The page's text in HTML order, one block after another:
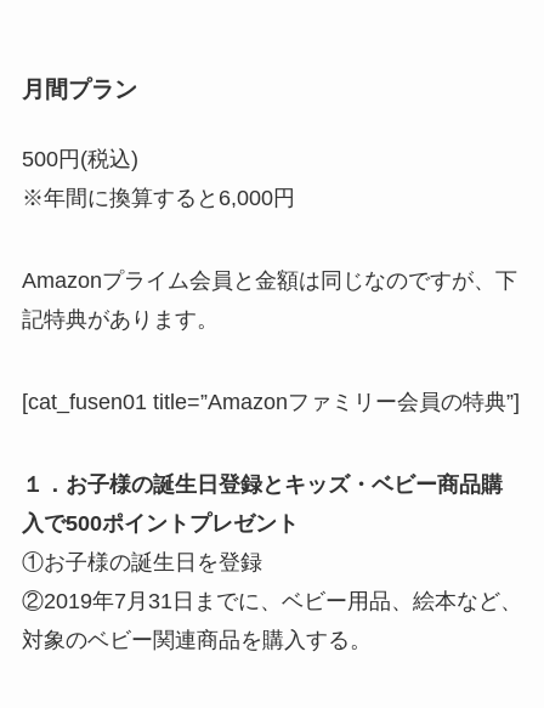
月間プラン
500円(税込)
※年間に換算すると6,000円
Amazonプライム会員と金額は同じなのですが、下
記特典があります。
[cat_fusen01 title=”Amazonファミリー会員の特典”]
１．お子様の誕生日登録とキッズ・ベビー商品購
入で500ポイントプレゼント
①お子様の誕生日を登録
②2019年7月31日までに、ベビー用品、絵本など、
対象のベビー関連商品を購入する。